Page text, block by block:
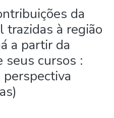
da
trazidas à região
a partir da
seus cursos :
perspectiva